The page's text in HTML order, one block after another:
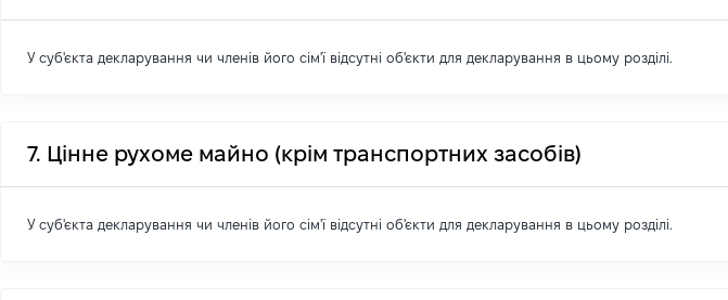
У суб'єкта декларування чи членів його сім'ї відсутні об'єкти для декларування в цьому розділі.
7. Цінне рухоме майно (крім транспортних засобів)
У суб'єкта декларування чи членів його сім'ї відсутні об'єкти для декларування в цьому розділі.